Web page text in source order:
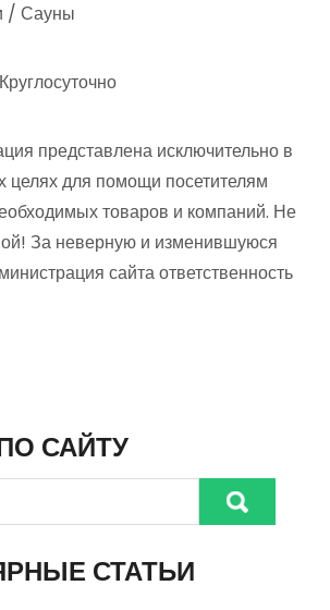
/ Сауны
Круглосуточно
представлена исключительно в
целях для помощи посетителям
товаров и компаний. Не
За неверную и изменившуюся
сайта ответственность
САЙТУ
СТАТЬИ